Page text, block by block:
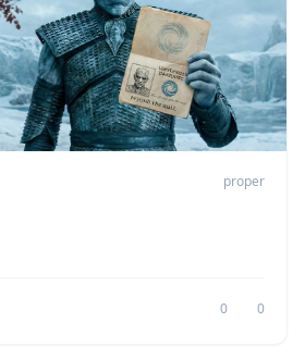
proper
0 0